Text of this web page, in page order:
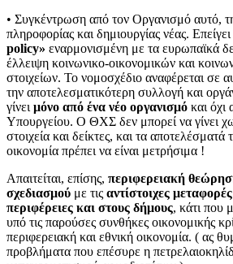
• Συγκέντρωση από τον Οργανισμό αυτό,
πληροφορίας και δημιουργίας νέας. Επείγει
policy» εναρμονισμένη με τα ευρωπαϊκά
έλλειψη κοινωνικο-οικονομικών και
στοιχείων. Το νομοσχέδιο αναφέρεται σε
την αποτελεσματικότερη συλλογή και
γίνει μόνο από ένα νέο οργανισμό και όχι
Υπουργείου. Ο ΘΧΣ δεν μπορεί να γίνει
στοιχεία και δείκτες, και τα
οικονομία πρέπει να είναι μετρήσιμα !
Απαιτείται, επίσης, περιφερειακή
σχεδιασμού με τις αντίστοιχες
περιφέρειες και στους δήμους, κάτι που
υπό τις παρούσες συνθήκες οικονομικής
περιφερειακή και εθνική οικονομία. ( ας
προβλήματα που επέσυρε η